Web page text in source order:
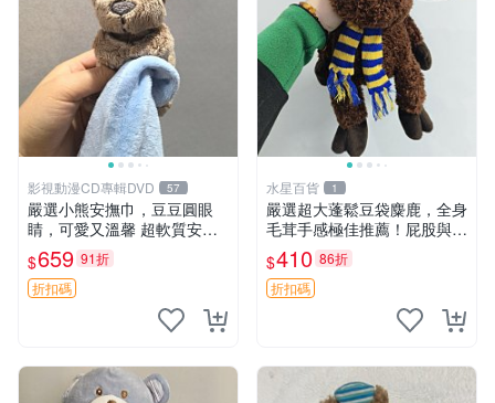
影視動漫CD專輯DVD 57
嚴選小熊安撫巾，豆豆圓眼
睛，可愛又溫馨 超軟質安撫
巾，豆豆設計，哄睡好幫手
約克豆豆眼安撫巾 數碼豆豆
眼
$659 91折
折扣碼
水星百貨 1
嚴選超大蓬鬆豆袋麋鹿，全身
毛茸手感極佳推薦！屁股與四
肢填充均勻，適合收藏與孩童
共賞。 麋鹿 豆袋 毛茸玩具
$410 86折
折扣碼